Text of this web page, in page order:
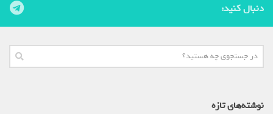
دنبال کنید:
نوشته‌های تازه